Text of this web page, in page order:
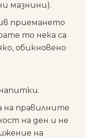
мазнини).
приемането
то нека са
обикновено
на правилните
на ден и не
на